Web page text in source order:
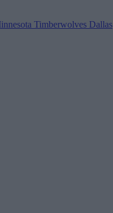
Timberwolves Dallas